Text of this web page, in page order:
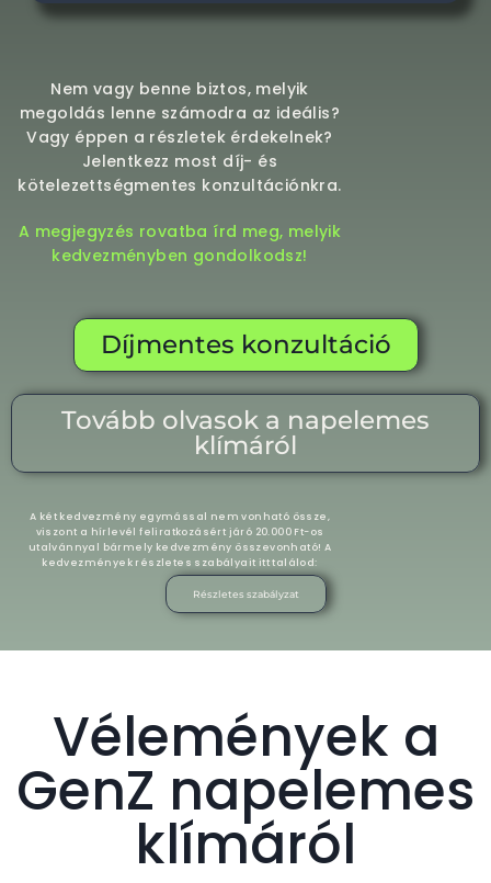
Nem vagy benne biztos, melyik
megoldás lenne számodra az ideális?
Vagy éppen a részletek érdekelnek?
Jelentkezz most díj- és
kötelezettségmentes konzultációnkra.
A megjegyzés rovatba írd meg, melyik
kedvezményben gondolkodsz!
Díjmentes konzultáció
Tovább olvasok a napelemes
klímáról
A két kedvezmény egymással nem vonható össze,
viszont a hírlevél feliratkozásért járó 20.000 Ft-os
utalvánnyal bármely kedvezmény összevonható! A
kedvezmények részletes szabályait itt találod:
Részletes szabályzat
Vélemények a
GenZ napelemes
klímáról